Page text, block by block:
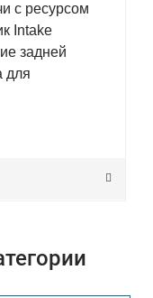
с ресурсом
Intake
задней
для